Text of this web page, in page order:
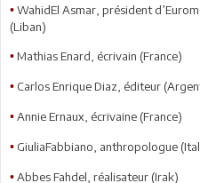
• WahidEl Asmar, président
(Liban)
• Mathias Enard, écrivain (France)
• Carlos Enrique Diaz, éditeur
• Annie Ernaux, écrivaine (France)
• GiuliaFabbiano, anthropologue
• Abbes Fahdel, réalisateur (Irak)